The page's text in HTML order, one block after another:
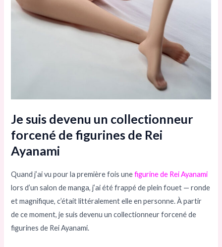
Je suis devenu un collectionneur
forcené de figurines de Rei
Ayanami
Quand j’ai vu pour la première fois unefigurine de Rei Ayanami
lors d’un salon de manga, j’ai été frappé de plein fouet — ronde
et magnifique, c’était littéralement elle en personne. À partir
de ce moment, je suis devenu un collectionneur forcené de
figurines de Rei Ayanami.